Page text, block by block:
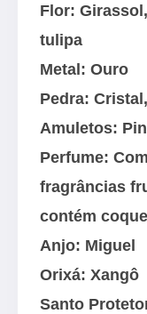
Flor:
tulipa
Metal: Ouro
Pedra:
Amuletos:
Perfume:
fragrâncias
contém
Anjo: Miguel
Orixá: Xangô
Santo